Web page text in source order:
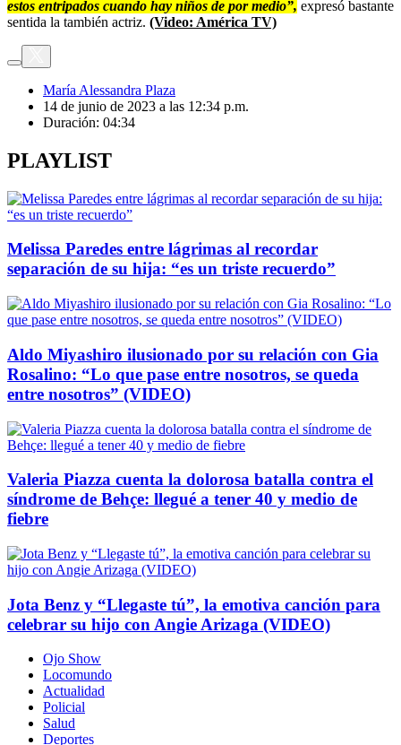
estos entripados cuando hay niños de por medio”, expresó bastante
sentida la también actriz. (Video: América TV)
María Alessandra Plaza
14 de junio de 2023 a las 12:34 p.m.
Duración: 04:34
PLAYLIST
Melissa Paredes entre lágrimas al recordar
separación de su hija: “es un triste recuerdo”
Aldo Miyashiro ilusionado por su relación con Gia
Rosalino: “Lo que pase entre nosotros, se queda
entre nosotros” (VIDEO)
Valeria Piazza cuenta la dolorosa batalla contra el
síndrome de Behçe: llegué a tener 40 y medio de
fiebre
Jota Benz y “Llegaste tú”, la emotiva canción para
celebrar su hijo con Angie Arizaga (VIDEO)
Ojo Show
Locomundo
Actualidad
Policial
Salud
Deportes